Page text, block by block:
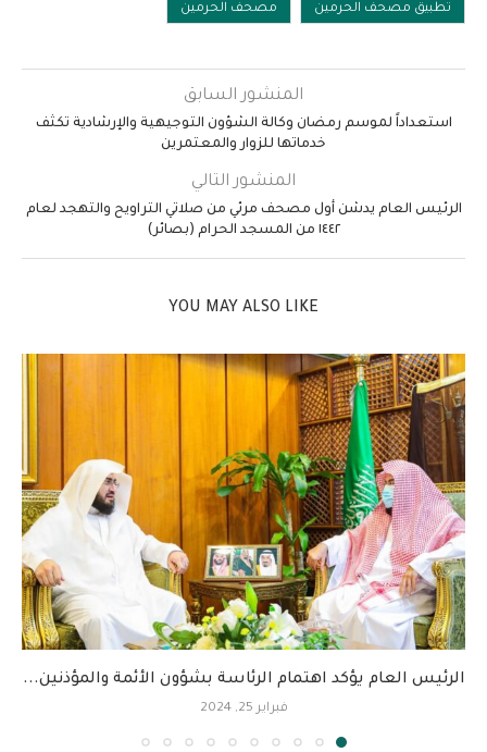
تطبيق مصحف الحرمين مصحف الحرمين
المنشور السابق
استعداداً لموسم رمضان وكالة الشؤون التوجيهية والإرشادية تكثف
خدماتها للزوار والمعتمرين
المنشور التالي
الرئيس العام يدشن أول مصحف مرئي من صلاتي التراويح والتهجد لعام
١٤٤٢ من المسجد الحرام (بصائر)
YOU MAY ALSO LIKE
الرئيس العام يؤكد اهتمام الرئاسة بشؤون الأئمة والمؤذنين...
فبراير 25, 2024